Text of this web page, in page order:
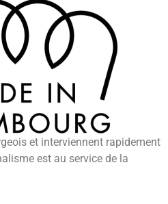
et interviennent rapidement
est au service de la